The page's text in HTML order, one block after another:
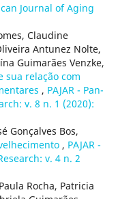
Journal of Aging
Claudine
Antunez Nolte,
Guimarães Venzke,
sua relação com
, PAJAR - Pan-
v. 8 n. 1 (2020):
Gonçalves Bos,
, PAJAR -
v. 4 n. 2
Rocha, Patricia